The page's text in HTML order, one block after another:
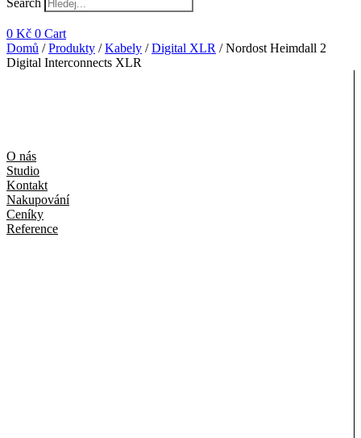
0 Kč 0 Cart
Domů /Produkty /Kabely /Digital XLR / Nordost Heimdall 2
Digital Interconnects XLR
O nás
Studio
Kontakt
Nakupování
Ceníky
Reference